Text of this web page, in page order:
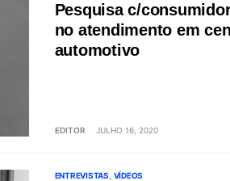
Pesquisa c/
no atendimento em
automotivo
EDITOR JULHO 16, 2020
ENTREVISTAS VÍDEOS